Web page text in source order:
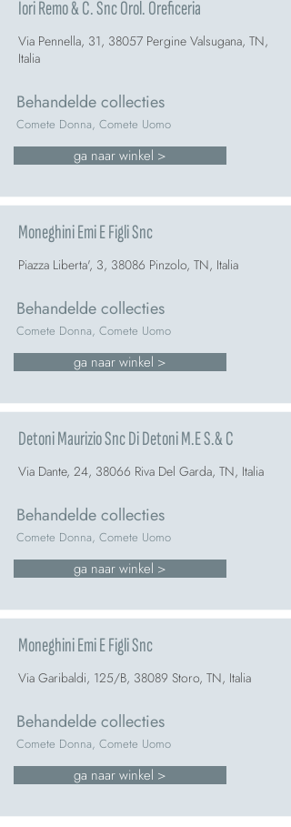
Iori Remo & C. Snc Orol. Oreficeria
Via Pennella, 31, 38057 Pergine Valsugana, TN,
Italia
Behandelde collecties
Comete Donna, Comete Uomo
ga naar winkel >
Moneghini Emi E Figli Snc
Piazza Liberta', 3, 38086 Pinzolo, TN, Italia
Behandelde collecties
Comete Donna, Comete Uomo
ga naar winkel >
Detoni Maurizio Snc Di Detoni M.E S.& C
Via Dante, 24, 38066 Riva Del Garda, TN, Italia
Behandelde collecties
Comete Donna, Comete Uomo
ga naar winkel >
Moneghini Emi E Figli Snc
Via Garibaldi, 125/B, 38089 Storo, TN, Italia
Behandelde collecties
Comete Donna, Comete Uomo
ga naar winkel >